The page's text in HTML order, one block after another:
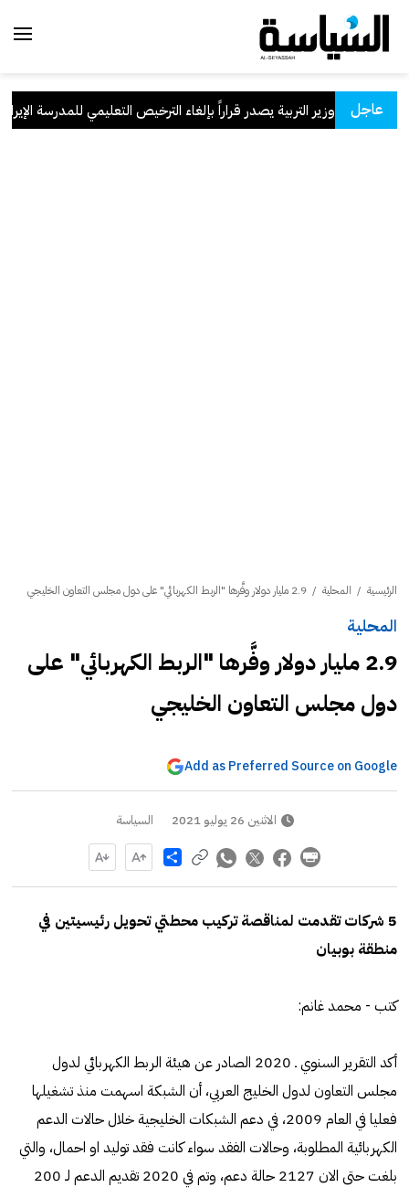
عاجلوزير التربية يصدر قراراً بإلغاء الترخيص التعليمي للمدرسة الإيرانية
الرئيسية / المحلية / 2.9 مليار دولار وفَّرها "الربط الكهربائي" على دول مجلس التعاون الخليجي
المحلية
2.9 مليار دولار وفَّرها "الربط الكهربائي" على
دول مجلس التعاون الخليجي
Add as Preferred Source on Google
الاثنين 26 يوليو 2021 السياسة
Share
5 شركات تقدمت لمناقصة تركيب محطتي تحويل رئيسيتين في
منطقة بوبيان
كتب - محمد غانم:
أكد التقرير السنوي ـ 2020 الصادر عن هيئة الربط الكهربائي لدول
مجلس التعاون لدول الخليج العربي، أن الشبكة اسهمت منذ تشغيلها
فعليا في العام 2009، في دعم الشبكات الخليجية خلال حالات الدعم
الكهربائية المطلوبة، وحالات الفقد سواء كانت فقد توليد او احمال، والتي
بلغت حتى الان 2127 حالة دعم، وتم في 2020 تقديم الدعم لـ 200